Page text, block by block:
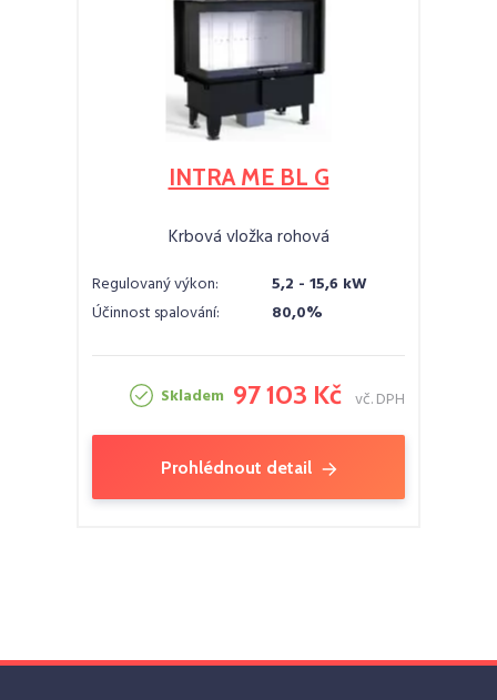
INTRA ME BL G
Krbová vložka rohová
Regulovaný výkon:
5,2 - 15,6 kW
Účinnost spalování:
80,0%
Skladem 97 103 Kč vč. DPH
Prohlédnout detail